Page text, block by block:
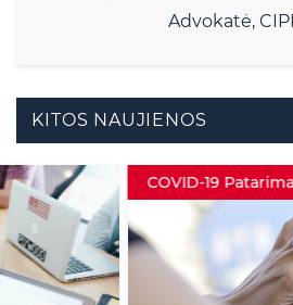
Advokatė,
KITOS NAUJIENOS
COVID-19 Patarimai